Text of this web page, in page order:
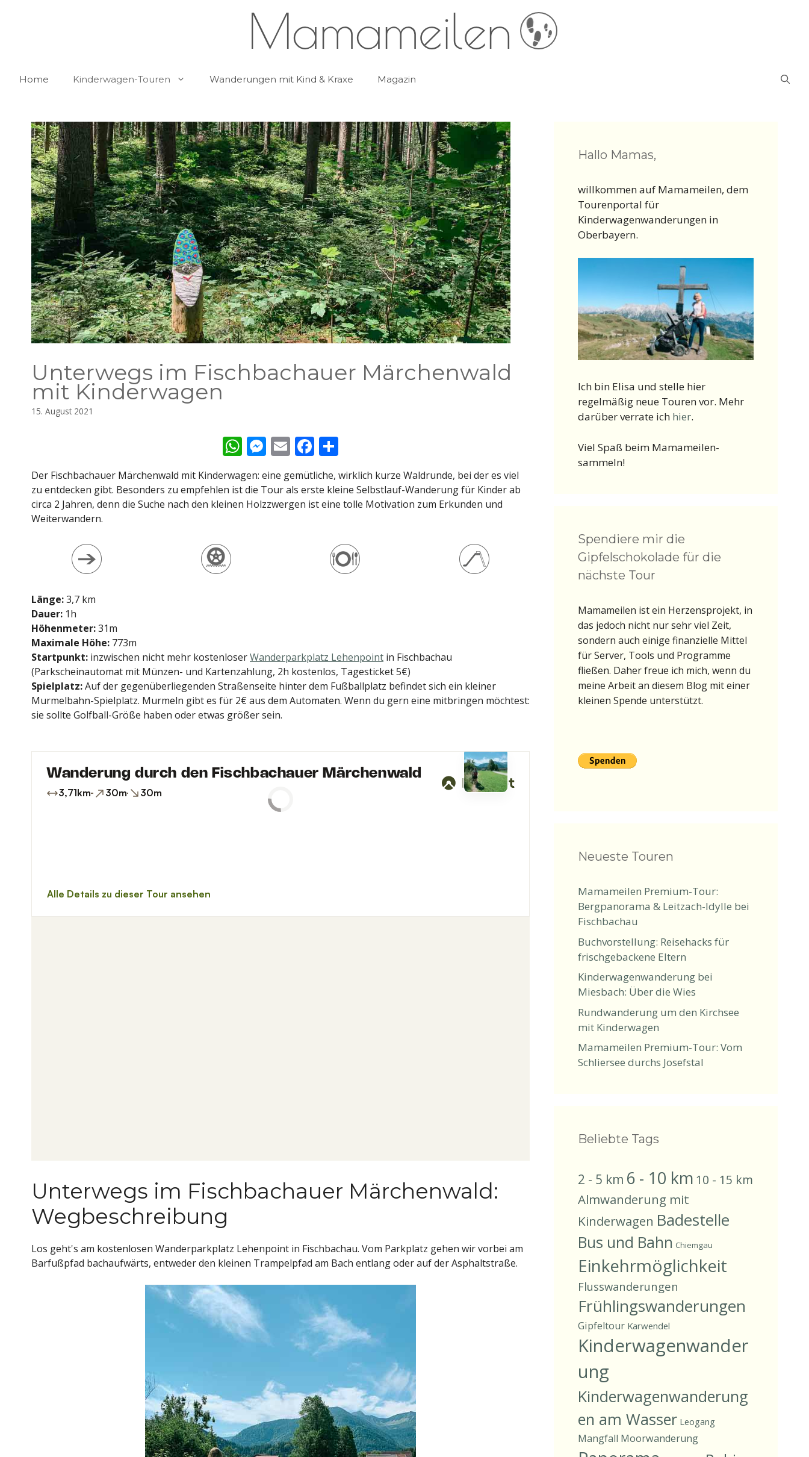
Home Kinderwagen-Touren Wanderungen mit Kind & Kraxe Magazin
Unterwegs im Fischbachauer Märchenwald
mit Kinderwagen
15. August 2021
W
at
s
M
ss
e
E
m
ai
l
F
ac
e
b
ei
le
n
Der Fischbachauer Märchenwald mit Kinderwagen: eine gemütliche, wirklich kurze Waldrunde, bei der es viel
zu entdecken gibt. Besonders zu empfehlen ist die Tour als erste kleine Selbstlauf-Wanderung für Kinder ab
circa 2 Jahren, denn die Suche nach den kleinen Holzzwergen ist eine tolle Motivation zum Erkunden und
Weiterwandern.
Länge:3,7 km
Dauer: 1h
Höhenmeter:31m
Maximale Höhe: 773m
Startpunkt: inzwischen nicht mehr kostenloserWanderparkplatz Lehenpoint in Fischbachau
(Parkscheinautomat mit Münzen- und Kartenzahlung, 2h kostenlos, Tagesticket 5€)
Spielplatz:Auf der gegenüberliegenden Straßenseite hinter dem Fußballplatz befindet sich ein kleiner
Murmelbahn-Spielplatz. Murmeln gibt es für 2€ aus dem Automaten. Wenn du gern eine mitbringen möchtest:
sie sollte Golfball-Größe haben oder etwas größer sein.
Unterwegs im Fischbachauer Märchenwald:
Wegbeschreibung
Los geht's am kostenlosen Wanderparkplatz Lehenpoint in Fischbachau. Vom Parkplatz gehen wir vorbei am
Barfußpfad bachaufwärts, entweder den kleinen Trampelpfad am Bach entlang oder auf der Asphaltstraße.
Hallo Mamas,
willkommen auf Mamameilen, dem
Tourenportal für
Kinderwagenwanderungen in
Oberbayern.
Ich bin Elisa und stelle hier
regelmäßig neue Touren vor. Mehr
darüber verrate ich hier.
Viel Spaß beim Mamameilen-
sammeln!
Spendiere mir die
Gipfelschokolade für die
nächste Tour
Mamameilen ist ein Herzensprojekt, in
das jedoch nicht nur sehr viel Zeit,
sondern auch einige finanzielle Mittel
für Server, Tools und Programme
fließen. Daher freue ich mich, wenn du
meine Arbeit an diesem Blog mit einer
kleinen Spende unterstützt.
Neueste Touren
Mamameilen Premium-Tour:
Bergpanorama & Leitzach-Idylle bei
Fischbachau
Buchvorstellung: Reisehacks für
frischgebackene Eltern
Kinderwagenwanderung bei
Miesbach: Über die Wies
Rundwanderung um den Kirchsee
mit Kinderwagen
Mamameilen Premium-Tour: Vom
Schliersee durchs Josefstal
Beliebte Tags
2 - 5 km 6 - 10 km 10 - 15 km
Almwanderung mit
Kinderwagen Badestelle
Bus und Bahn Chiemgau
Einkehrmöglichkeit
Flusswanderungen
Frühlingswanderungen
Gipfeltour Karwendel
Kinderwagenwander
ung
Kinderwagenwanderung
en am Wasser Leogang
Mangfall Moorwanderung